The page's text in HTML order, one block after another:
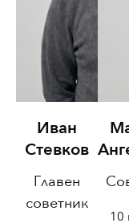
Иван
Стевков
Главен
советник
10